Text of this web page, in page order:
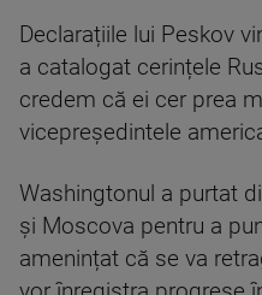
Declarațiile lui Peskov
a catalogat cerințele
credem că ei cer prea
vicepreședintele
Washingtonul a purtat
și Moscova pentru a
amenințat că se va